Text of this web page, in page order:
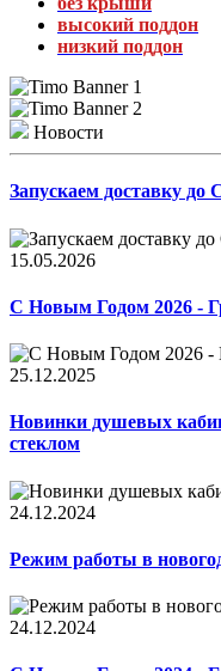
высокий поддон
низкий поддон
Новости
Запускаем доставку до
15.05.2026
С Новым Годом 2026 -
25.12.2025
Новинки душевых
стеклом
24.12.2024
Режим работы в
24.12.2024